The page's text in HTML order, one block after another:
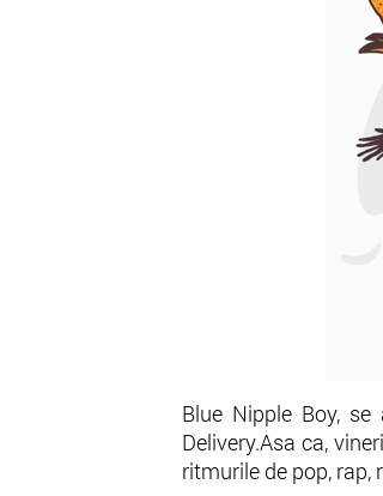
Blue Nipple Boy,
Delivery.Asa ca,
ritmurile de pop, rap,